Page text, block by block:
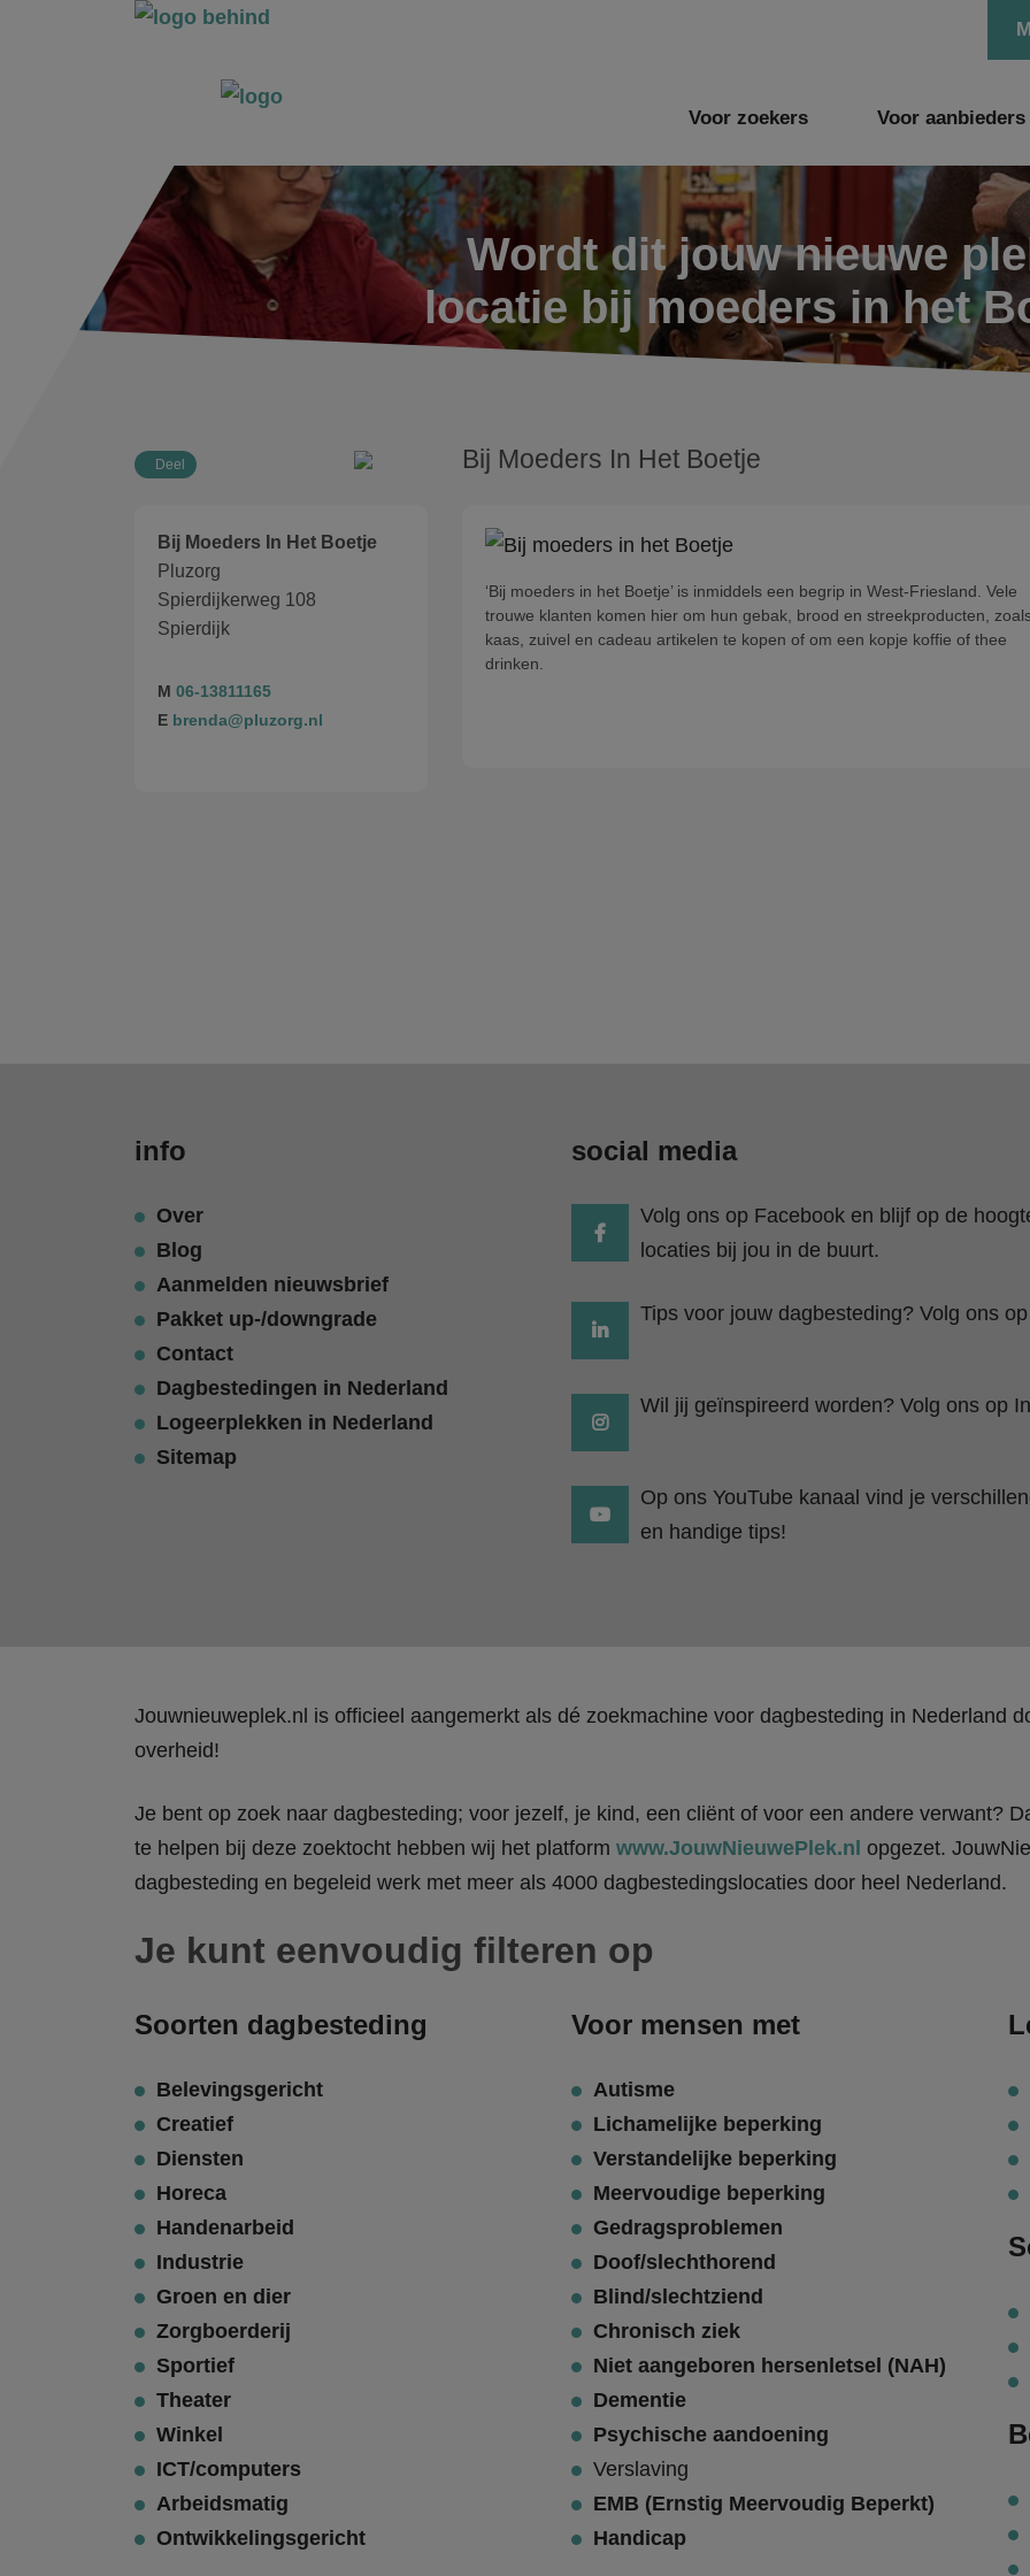
Voor zoekers Voor aanbieders
Wordt dit jouw nieuwe
locatie bij moeders in het
Deel Bij Moeders In Het Boetje
Bij Moeders In Het Boetje
Pluzorg
Spierdijkerweg 108
Spierdijk
M 06-13811165
E brenda@pluzorg.nl
‘Bij moeders in het Boetje’ is inmiddels een begrip in West-Friesland. Vele
trouwe klanten komen hier om hun gebak, brood en streekproducten,
kaas, zuivel en cadeau artikelen te kopen of om een kopje koffie of thee
drinken.
info
Over
Blog
Aanmelden nieuwsbrief
Pakket up-/downgrade
Contact
Dagbestedingen in Nederland
Logeerplekken in Nederland
Sitemap
social media
Volg ons op Facebook en blijf op de
locaties bij jou in de buurt.
Tips voor jouw dagbesteding? Volg ons
Wil jij geïnspireerd worden? Volg ons op
Op ons YouTube kanaal vind je
en handige tips!
Jouwnieuweplek.nl is officieel aangemerkt als dé zoekmachine voor dagbesteding in Nederland
overheid!
Je bent op zoek naar dagbesteding; voor jezelf, je kind, een cliënt of voor een andere verwant?
te helpen bij deze zoektocht hebben wij het platform www.JouwNieuwePlek.nl opgezet.
dagbesteding en begeleid werk met meer als 4000 dagbestedingslocaties door heel Nederland.
Je kunt eenvoudig filteren op
Soorten dagbesteding
Belevingsgericht
Creatief
Diensten
Horeca
Handenarbeid
Industrie
Groen en dier
Zorgboerderij
Sportief
Theater
Winkel
ICT/computers
Arbeidsmatig
Ontwikkelingsgericht
Voor mensen met
Autisme
Lichamelijke beperking
Verstandelijke beperking
Meervoudige beperking
Gedragsproblemen
Doof/slechthorend
Blind/slechtziend
Chronisch ziek
Niet aangeboren hersenletsel (NAH)
Dementie
Psychische aandoening
Verslaving
EMB (Ernstig Meervoudig Beperkt)
Handicap